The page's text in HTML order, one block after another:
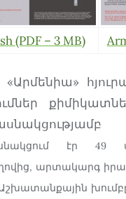
(PDF – 3 MB)
էր 49
արտակարգ